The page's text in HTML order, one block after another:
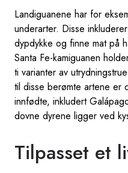
Landiguanene har for
underarter. Disse
dypdykke og finne mat på
Santa Fe-kamiguanen
ti varianter av
til disse berømte artene er
innfødte, inkludert
dovne dyrene ligger ved
Tilpasset et